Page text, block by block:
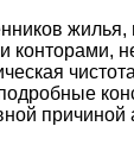
конторами,
причиной